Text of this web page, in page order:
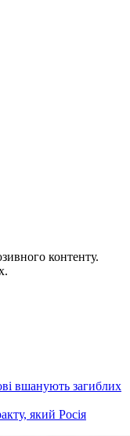
контенту.
вшанують загиблих
який Росія